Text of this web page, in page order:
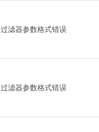
过滤器参数格式错误
过滤器参数格式错误